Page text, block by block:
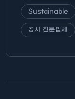
Sustainable
공사 전문업체